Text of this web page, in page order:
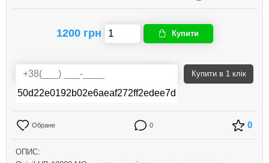
1200 грн Купити
Купити в 1 клік
Обране 0 0
ОПИС: